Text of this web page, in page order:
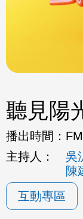
聽見陽
播出時間：
主持人：
吳
陳
互動專區